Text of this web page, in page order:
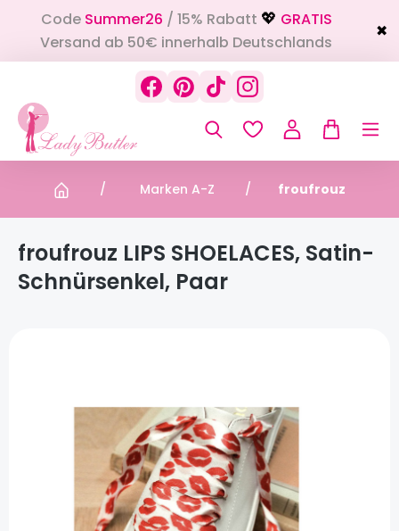
springen
CodeSummer26 / 15% Rabatt 💖 GRATIS
Versand ab 50€ innerhalb Deutschlands
✖
Marken A-Z froufrouz
froufrouz LIPS SHOELACES, Satin-
Schnürsenkel, Paar